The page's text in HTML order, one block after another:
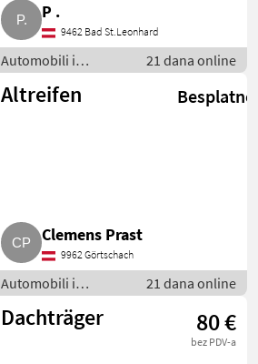
P .
9462 Bad St.Leonhard
Automobili i
motocikli / Dijelovi
za automobile
21 dana online
Altreifen Besplatno
Clemens Prast
9962 Görtschach
Automobili i
motocikli / Dijelovi
za automobile
21 dana online
Dachträger 80 €
bez PDV-a